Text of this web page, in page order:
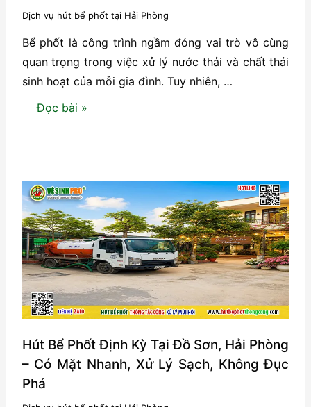
Dịch vụ hút bể phốt tại Hải Phòng
Bể phốt là công trình ngầm đóng vai trò vô cùng
quan trọng trong việc xử lý nước thải và chất thải
sinh hoạt của mỗi gia đình. Tuy nhiên, …
Hút
Cần
Đục
Phá
Không?
Giải
Đáp
Chi
Tiết
Và
Những
Trường
Đọc bài »
Hút Bể Phốt Định Kỳ Tại Đồ Sơn, Hải Phòng
– Có Mặt Nhanh, Xử Lý Sạch, Không Đục
Phá